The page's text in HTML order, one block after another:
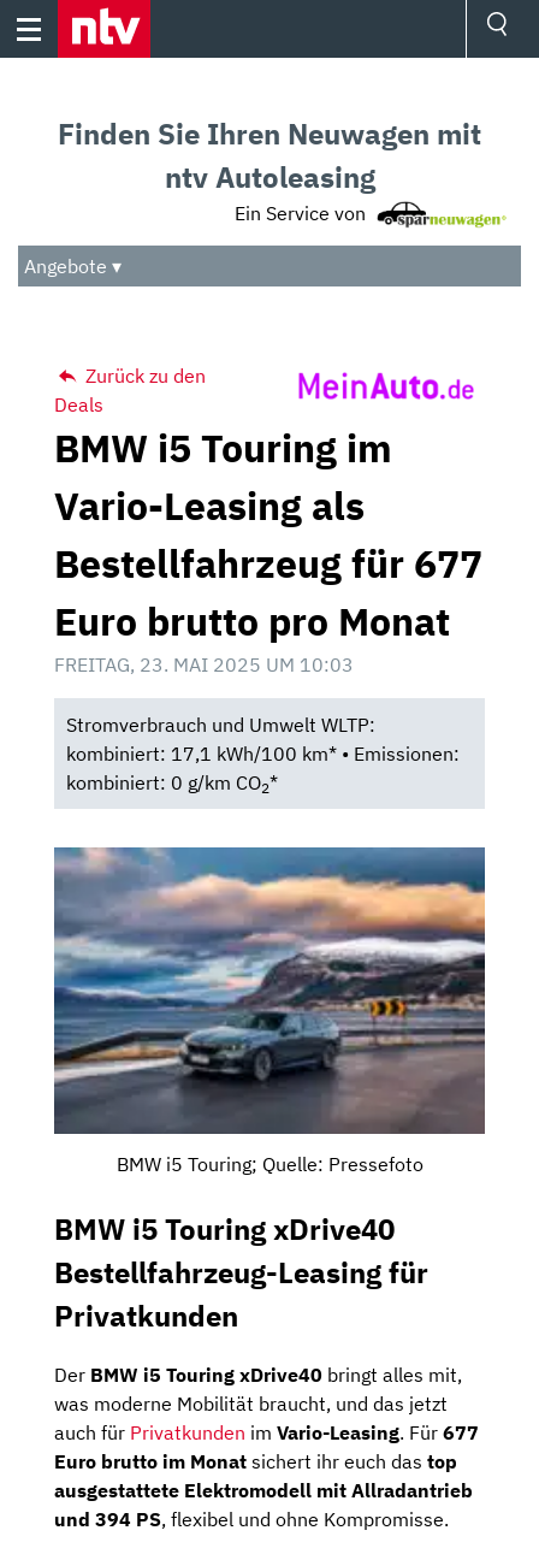
Skip
Audio
Das Beste
Finden Sie Ihren Neuwagen mit
ntv Autoleasing
Ein Service von
Angebote ▾
Zurück zu den
Deals
BMW i5 Touring im
Vario-Leasing als
Bestellfahrzeug für 677
Euro brutto pro Monat
FREITAG, 23. MAI 2025 UM 10:03
Stromverbrauch und Umwelt WLTP:
kombiniert: 17,1 kWh/100 km* • Emissionen:
kombiniert: 0 g/km CO2*
BMW i5 Touring; Quelle: Pressefoto
BMW i5 Touring xDrive40
Bestellfahrzeug-Leasing für
Privatkunden
Der BMW i5 Touring xDrive40 bringt alles mit,
was moderne Mobilität braucht, und das jetzt
auch für Privatkunden im Vario-Leasing. Für 677
Euro brutto im Monat sichert ihr euch das top
ausgestattete Elektromodell mit Allradantrieb
und 394 PS, flexibel und ohne Kompromisse.